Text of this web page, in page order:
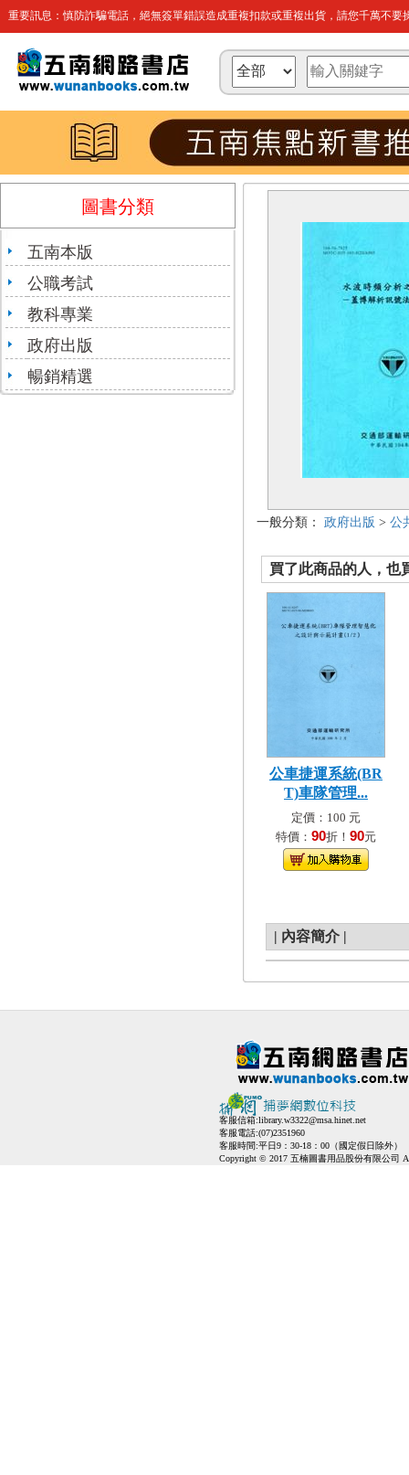
重要訊息：慎防詐騙電話，絕無簽單錯誤造成重複扣款或重複出貨，請您千萬不要
圖書分類
五南本版
公職考試
教科專業
政府出版
暢銷精選
一般分類： 政府出版 > 公
買了此商品的人，也
公車捷運系統(BR
T)車隊管理...
定價：100 元
特價： 90折！ 90元
| 內容簡介 |
客服信箱:library.w3322@msa.hinet.net
客服電話:(07)2351960
客服時間:平日9：30-18：00（國定假日除外）
Copyright © 2017 五楠圖書用品股份有限公司